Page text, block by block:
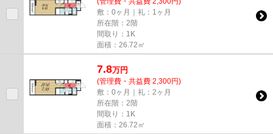
敷：0ヶ月｜礼：1ヶ月
所在階：2階
間取り：1K
面積：26.72㎡
7.8万円
(管理費・共益費 2,300円)
敷：0ヶ月｜礼：2ヶ月
所在階：2階
間取り：1K
面積：26.72㎡